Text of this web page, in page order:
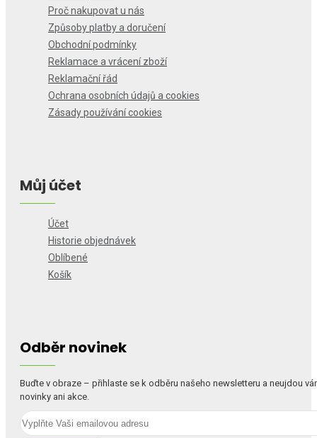
Proč nakupovat u nás
Způsoby platby a doručení
Obchodní podmínky
Reklamace a vrácení zboží
Reklamační řád
Ochrana osobních údajů a cookies
Zásady používání cookies
Můj účet
Účet
Historie objednávek
Oblíbené
Košík
Odběr novinek
Buďte v obraze – přihlaste se k odběru našeho newsletteru a neujdou
novinky ani akce.